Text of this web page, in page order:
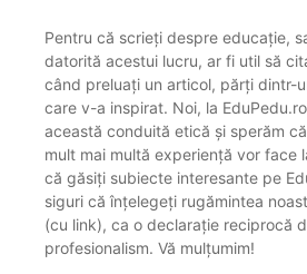
Pentru că scrieți despre educație,
datorită acestui lucru, ar fi util să
când preluați un articol, părți dintr-
care v-a inspirat. Noi, la
această conduită etică și sperăm
mult mai multă experiență vor face
că găsiți subiecte interesante pe
siguri că înțelegeți rugămintea
(cu link), ca o declarație reciprocă
profesionalism. Vă mulțumim!